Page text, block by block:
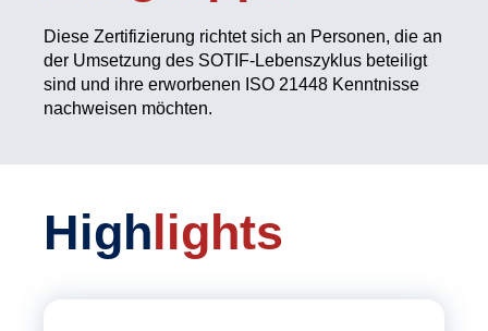
Diese Zertifizierung richtet sich an Personen, die an
der Umsetzung des SOTIF-Lebenszyklus beteiligt
sind und ihre erworbenen ISO 21448 Kenntnisse
nachweisen möchten.
Highlights